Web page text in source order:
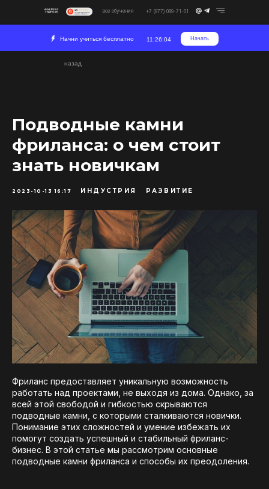
все обучения +7 (977) 089-71-01
11:26:04
Начни учиться бесплатно Начать
назад
Подводные камни
фриланса: о чем стоит
знать новичкам
2023-10-13 16:17 ИНДУСТРИЯ РАЗВИТИЕ
Фриланс предоставляет уникальную возможность
работать над проектами, не выходя из дома. Однако, за
всей этой свободой и гибкостью скрываются
подводные камни, с которыми сталкиваются новички.
Понимание этих сложностей и умение избежать их
помогут создать успешный и стабильный фриланс-
бизнес. В этой статье мы рассмотрим основные
подводные камни фриланса и способы их преодоления.